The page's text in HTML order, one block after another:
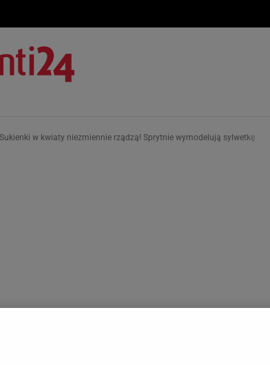
w kwiaty niezmiennie rządzą! Sprytnie wymodelują sylwetkę